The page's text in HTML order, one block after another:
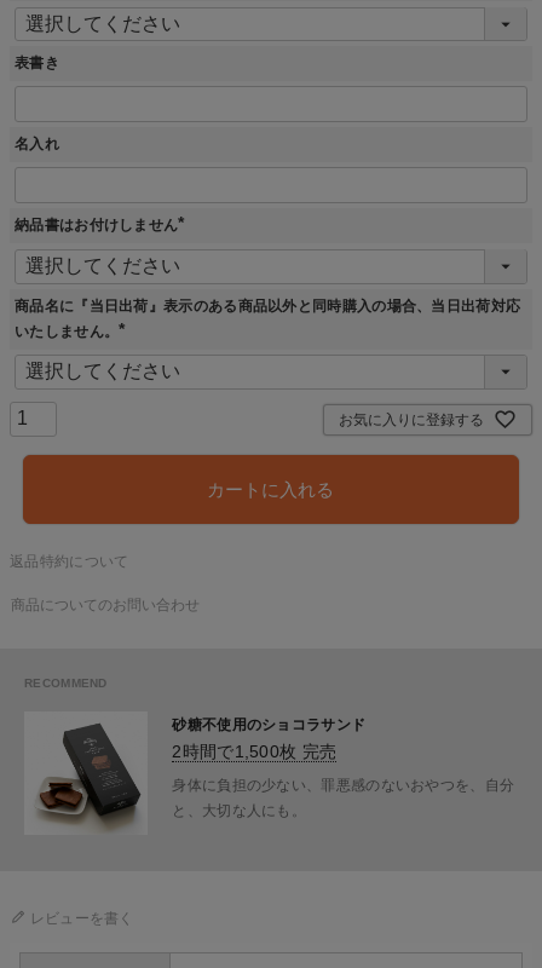
必
須
)
表書き
名入れ
納品書はお付けしません
必
須
)
商品名に『当日出荷』表示のある商品以外と同時購入の場合、当日出荷対応
いたしません。
必
須
)
お気に入りに登録する
カートに入れる
返品特約について
商品についてのお問い合わせ
砂糖不使用のショコラサンド
2時間で1,500枚 完売
身体に負担の少ない、罪悪感のないおやつを、自分
と、大切な人にも。
レビューを書く